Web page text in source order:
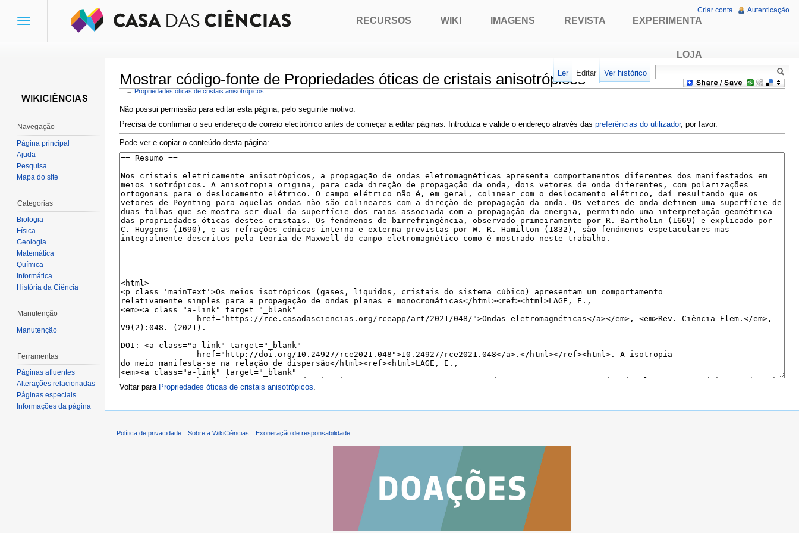
Mostrar código-fonte de Propriedades óticas de cristais anisotrópicos
←Propriedades óticas de cristais anisotrópicos
Não possui permissão para editar esta página, pelo seguinte motivo:
Precisa de confirmar o seu endereço de correio electrónico antes de começar a editar páginas. Introduza e valide o endereço através das preferências do utilizador, por favor.
Pode ver e copiar o conteúdo desta página:
Voltar para Propriedades óticas de cristais anisotrópicos
Toggle
RECURSOS WIKI IMAGENS REVISTA EXPERIMENTA
LOJA
Criar conta Autenticação
Ler Editar Ver histórico
Navegação
Página principal
Ajuda
Pesquisa
Mapa do site
Categorias
Biologia
Física
Geologia
Matemática
Química
Informática
História da Ciência
Manutenção
Manutenção
Ferramentas
Páginas afluentes
Alterações relacionadas
Páginas especiais
Informações da página
Política de privacidade Sobre a WikiCiências Exoneração de responsabilidade